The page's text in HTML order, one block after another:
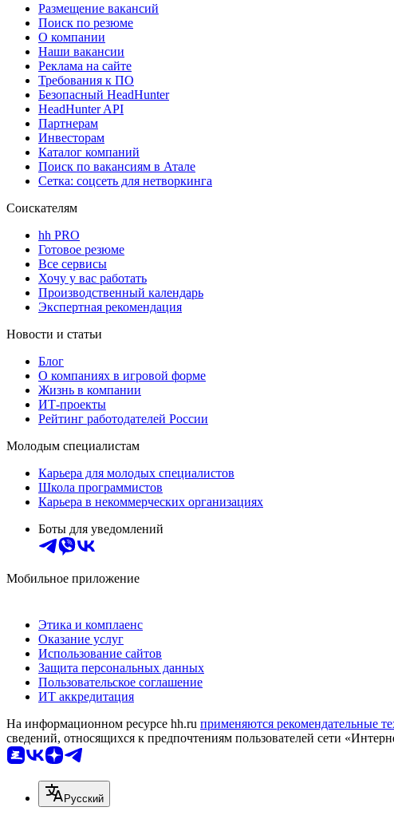
Размещение вакансий
Поиск по резюме
О компании
Наши вакансии
Реклама на сайте
Требования к ПО
Безопасный HeadHunter
HeadHunter API
Партнерам
Инвесторам
Каталог компаний
Поиск по вакансиям в Атале
Сетка: соцсеть для нетворкинга
Соискателям
hh PRO
Готовое резюме
Все сервисы
Хочу у вас работать
Производственный календарь
Экспертная рекомендация
Новости и статьи
Блог
О компаниях в игровой форме
Жизнь в компании
ИТ-проекты
Рейтинг работодателей России
Молодым специалистам
Карьера для молодых специалистов
Школа программистов
Карьера в некоммерческих организациях
Боты для уведомлений
Мобильное приложение
Этика и комплаенс
Оказание услуг
Использование сайтов
Защита персональных данных
Пользовательское соглашение
ИТ аккредитация
На информационном ресурсе hh.ru применяются рекомендательные
сведений, относящихся к предпочтениям пользователей сети
Русский